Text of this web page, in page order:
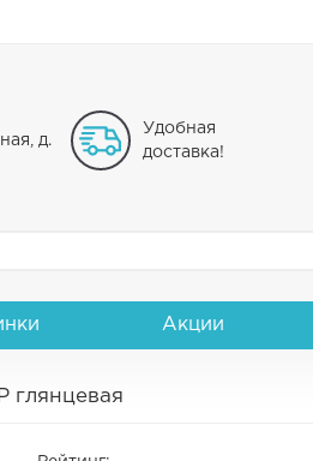
д.
Удобная
доставка!
Акции
глянцевая